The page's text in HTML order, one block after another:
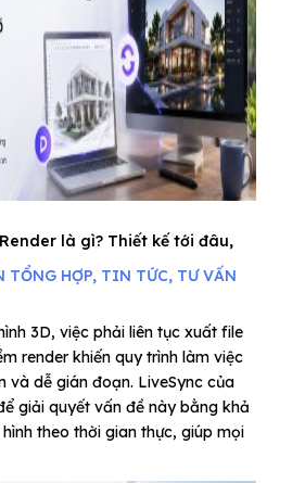
là gì? Thiết kế tới đâu,
TỔNG HỢP, TIN TỨC, TƯ VẤN
3D, việc phải liên tục xuất file
render khiến quy trình làm việc
và dễ gián đoạn. LiveSync của
giải quyết vấn đề này bằng khả
theo thời gian thực, giúp mọi